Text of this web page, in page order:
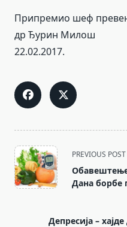
Припремио шеф
др Ђурин Милош
22.02.2017.
<span
class="nav-
subtitle
reader-
PREVIOUS POST
Дана борбе
Депресија –